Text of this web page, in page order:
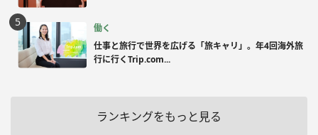
働く
仕事と旅行で世界を広げる「旅キャリ」。年4回海外旅
行に行くTrip.com...
ランキングをもっと見る